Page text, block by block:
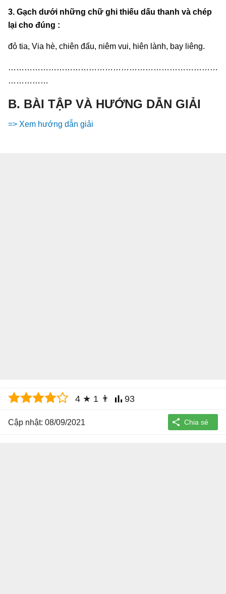
3. Gạch dưới những chữ ghi thiếu dấu thanh và chép
lại cho đúng :
đỏ tia, Via hè, chiên đấu, niêm vui, hiên lành, bay liêng.
……………………………………………………………………
……………
B. BÀI TẬP VÀ HƯỚNG DẪN GIẢI
=> Xem hướng dẫn giải
4 ★ 1 👨 93
Cập nhật: 08/09/2021